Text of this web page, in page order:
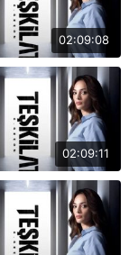
02:09:08
02:09:11